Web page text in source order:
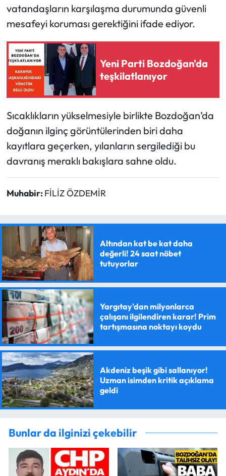
vatandaşların karşılaşma durumunda güvenli
mesafeyi koruması gerektiğini ifade ediyor.
Yeni Parti Bozdoğan'da
teşkilatlanıyor
Sıcaklıkların yükselmesiyle birlikte Bozdoğan’da
doğanın ilginç görüntülerinden biri daha
kayıtlara geçerken, yılanların sergilediği bu
davranış meraklı bakışlara sahne oldu.
Muhabir: FİLİZ ÖZDEMİR
Altından kat be kat daha
değerli! 24 saat nöbet
tutuyorlar
Yargıtay'dan milyonlarca
çalışanı ilgilendiren karar! Prim
tartışmasına noktayı koydu
Akdeniz beşik gibi sallanıyor!
Uzman isimden kritik açıklama
geldi
Bunlar da ilginizi çekebilir